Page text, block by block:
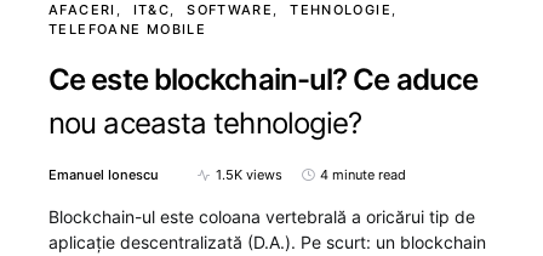
AFACERI IT&C SOFTWARE
TEHNOLOGIE
TELEFOANE MOBILE
Ce este blockchain-ul? Ce aduce
nou aceasta tehnologie?
Emanuel Ionescu 1.5K views 4 minute read
Blockchain-ul este coloana vertebrală a oricărui tip de
aplicație descentralizată (D.A.). Pe scurt: un blockchain